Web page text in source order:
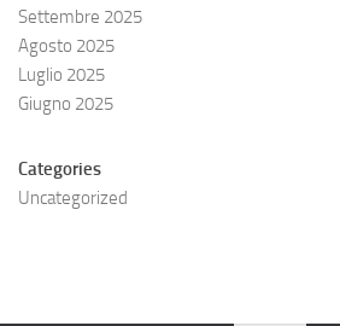
Settembre 2025
Agosto 2025
Luglio 2025
Giugno 2025
Categories
Uncategorized